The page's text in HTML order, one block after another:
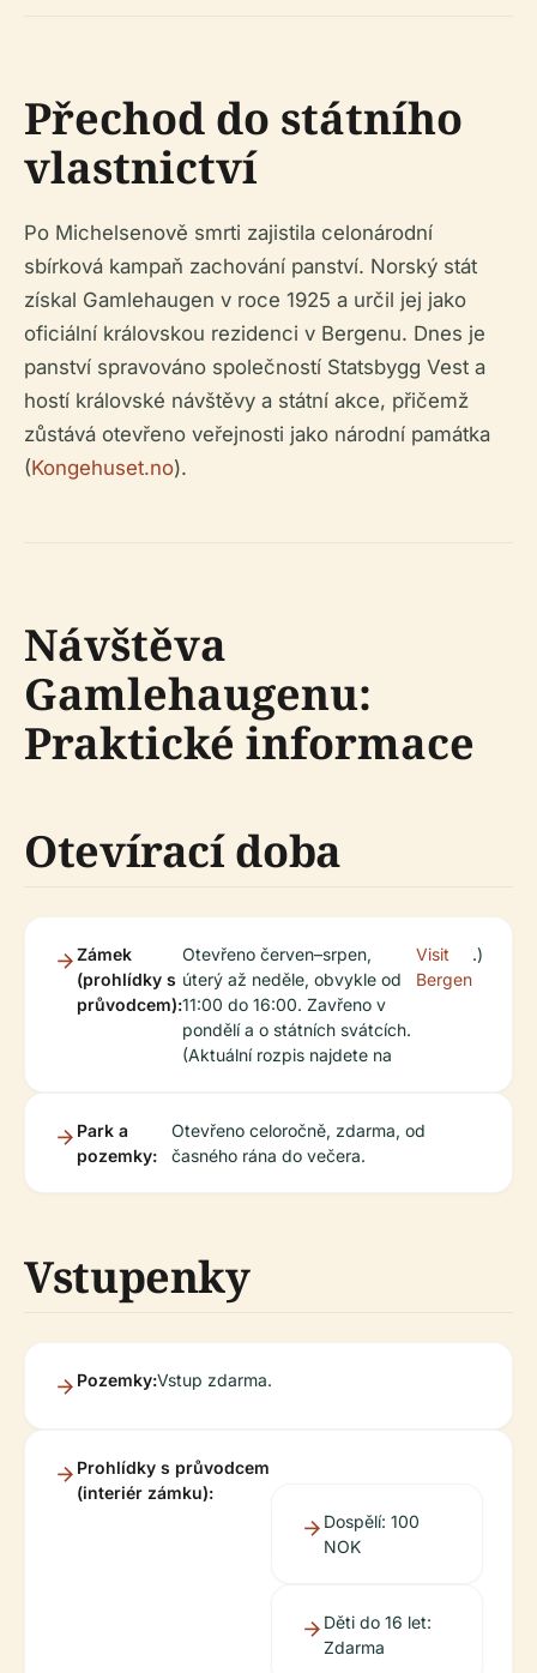
Přechod do státního
vlastnictví
Po Michelsenově smrti zajistila celonárodní
sbírková kampaň zachování panství. Norský stát
získal Gamlehaugen v roce 1925 a určil jej jako
oficiální královskou rezidenci v Bergenu. Dnes je
panství spravováno společností Statsbygg Vest a
hostí královské návštěvy a státní akce, přičemž
zůstává otevřeno veřejnosti jako národní památka
(Kongehuset.no).
Návštěva
Gamlehaugenu:
Praktické informace
Otevírací doba
Zámek
(prohlídky s
průvodcem):
Otevřeno červen–srpen,
úterý až neděle, obvykle od
11:00 do 16:00. Zavřeno v
pondělí a o státních svátcích.
(Aktuální rozpis najdete na
Visit
Bergen
.)
Park a
pozemky:
Otevřeno celoročně, zdarma, od
časného rána do večera.
Vstupenky
Pozemky:Vstup zdarma.
Prohlídky s průvodcem
(interiér zámku):
Dospělí: 100
NOK
Děti do 16 let:
Zdarma